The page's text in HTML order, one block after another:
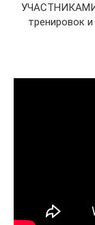
УЧАСТНИКАМИ
тренировок